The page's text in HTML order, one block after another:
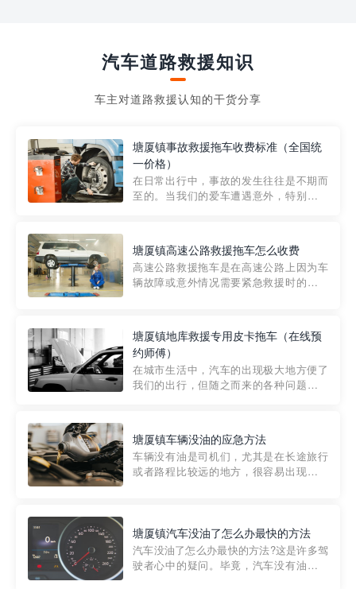
汽车道路救援知识
车主对道路救援认知的干货分享
塘厦镇事故救援拖车收费标准（全国统
一价格）
在日常出行中，事故的发生往往是不期而
至的。当我们的爱车遭遇意外，特别是在
细解析一下市区事故救援拖车的收费标
准，以及在选用拖车服务时应注...
塘厦镇高速公路救援拖车怎么收费
高速公路救援拖车是在高速公路上因为车
辆故障或意外情况需要紧急救援时的必备
路救援拖车的收费标准是由当地交通管理
部门制定的。起步价通...
塘厦镇地库救援专用皮卡拖车（在线预
约师傅）
在城市生活中，汽车的出现极大地方便了
我们的出行，但随之而来的各种问题也让
紧急情况下，我们需要一种高效可靠的救
援方式。而这时，地库救援专...
塘厦镇车辆没油的应急方法
车辆没有油是司机们，尤其是在长途旅行
或者路程比较远的地方，很容易出现这种
的送油师傅，解决没油的紧急情况。 首
先，让我们来了解一下穿...
塘厦镇汽车没油了怎么办最快的方法
汽车没油了怎么办最快的方法?这是许多驾
驶者心中的疑问。毕竟，汽车没有油就无